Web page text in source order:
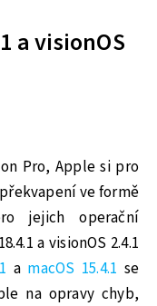
a visionOS
Pro, Apple si pro
ve formě
jejich operační
a visionOS 2.4.1
a macOS 15.4.1 se
na opravy chyb,